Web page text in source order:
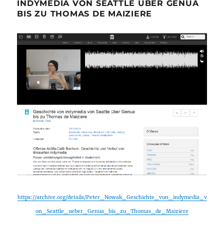
INDYMEDIA VON SEATTLE ÜBER GENUA
BIS ZU THOMAS DE MAIZIERE
https://archive.org/details/Peter_Nowak_Geschichte_von_indymedia_v
on_Seattle_ueber_Genua_bis_zu_Thomas_de_Maiziere